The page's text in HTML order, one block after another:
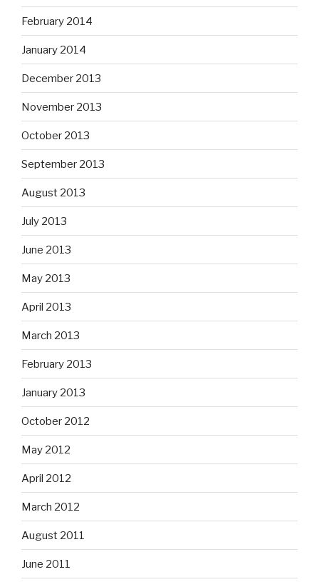
February 2014
January 2014
December 2013
November 2013
October 2013
September 2013
August 2013
July 2013
June 2013
May 2013
April 2013
March 2013
February 2013
January 2013
October 2012
May 2012
April 2012
March 2012
August 2011
June 2011